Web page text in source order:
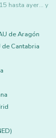
hasta ayer... y
de Aragón
de Cantabria